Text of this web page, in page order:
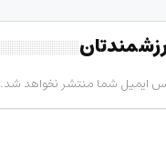
ایمیل شما منتشر نخواهد شد.